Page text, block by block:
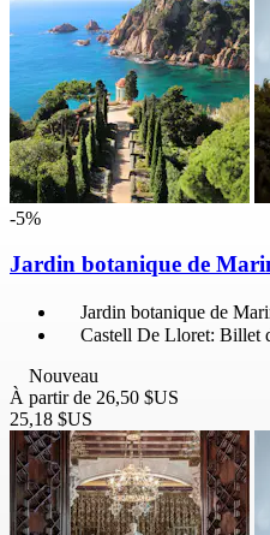
-5%
Jardin botanique de
Jardin botanique de
Castell De Lloret: Billet
Nouveau
À partir de 26,50 $US
25,18 $US